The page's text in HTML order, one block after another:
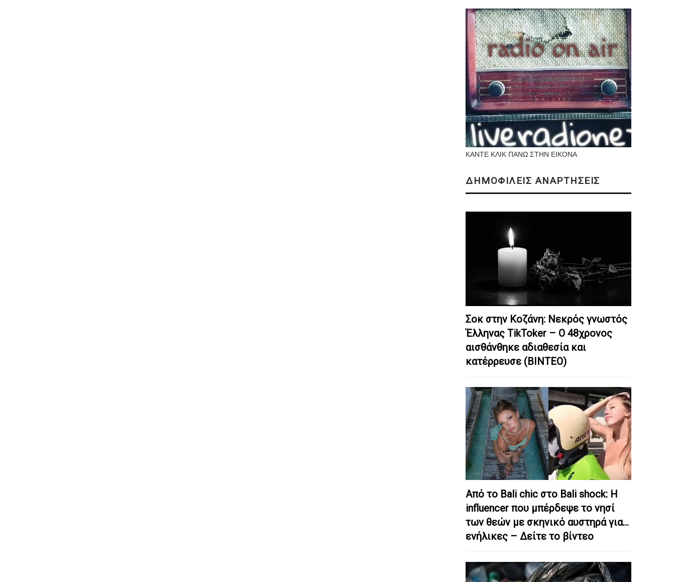
ΚΑΝΤΕ ΚΛΙΚ ΠΑΝΩ ΣΤΗΝ ΕΙΚΟΝΑ
ΔΗΜΟΦΙΛΕΙΣ ΑΝΑΡΤΗΣΕΙΣ
Σοκ στην Κοζάνη: Nεκρός γνωστός
Έλληνας TikToker – Ο 48χρονος
αισθάνθηκε αδιαθεσία και
κατέρρευσε (ΒΙΝΤΕΟ)
Από το Bali chic στο Bali shock: Η
influencer που μπέρδεψε το νησί
των θεών με σκηνικό αυστηρά για…
ενήλικες – Δείτε το βίντεο